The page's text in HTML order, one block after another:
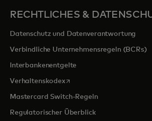
RECHTLICHES &
Datenschutz und Datenverantwortung
Verbindliche Unternehmensregeln (BCRs)
Interbankenentgelte
Verhaltenskodexwird in einer neuen
Mastercard Switch-Regeln
Regulatorischer Überblick